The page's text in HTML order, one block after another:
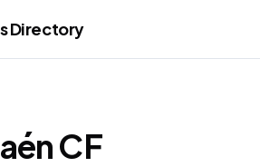
Directory
CF